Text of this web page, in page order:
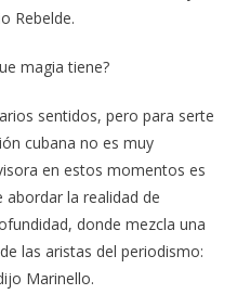
Rebelde.
magia tiene?
sentidos, pero para serte
cubana no es muy
en estos momentos es
abordar la realidad de
donde mezcla una
las aristas del periodismo:
Marinello.